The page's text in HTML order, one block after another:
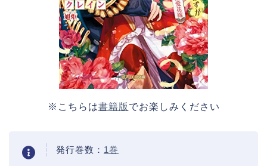
※こちらは書籍版 でお楽しみください
発行巻数： 1巻